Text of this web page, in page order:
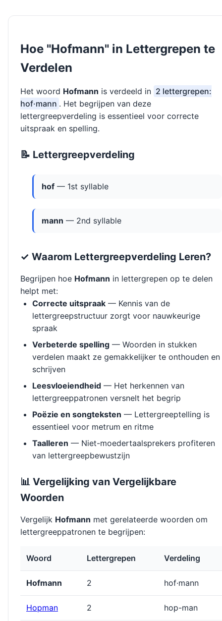
Hoe "Hofmann" in Lettergrepen te
Verdelen
Het woord Hofmann is verdeeld in 2 lettergrepen:
hof·mann . Het begrijpen van deze
lettergreepverdeling is essentieel voor correcte
uitspraak en spelling.
📝 Lettergreepverdeling
hof — 1st syllable
mann — 2nd syllable
✓ Waarom Lettergreepverdeling Leren?
Begrijpen hoe Hofmann in lettergrepen op te delen
helpt met:
Correcte uitspraak — Kennis van de
lettergreepstructuur zorgt voor nauwkeurige
spraak
Verbeterde spelling — Woorden in stukken
verdelen maakt ze gemakkelijker te onthouden en
schrijven
Leesvloeiendheid — Het herkennen van
lettergreeppatronen versnelt het begrip
Poëzie en songteksten — Lettergreeptelling is
essentieel voor metrum en ritme
Taalleren — Niet-moedertaalsprekers profiteren
van lettergreepbewustzijn
📊 Vergelijking van Vergelijkbare
Woorden
Vergelijk Hofmann met gerelateerde woorden om
lettergreeppatronen te begrijpen:
Woord Lettergrepen Verdeling
Hofmann 2 hof·mann
Hopman 2 hop-man